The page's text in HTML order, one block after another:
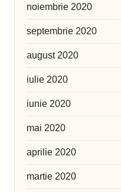
noiembrie 2020
septembrie 2020
august 2020
iulie 2020
iunie 2020
mai 2020
aprilie 2020
martie 2020